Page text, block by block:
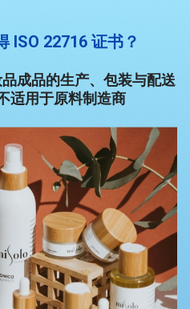
ISO 22716 证书？
成品的生产、包装与配送
适用于原料制造商